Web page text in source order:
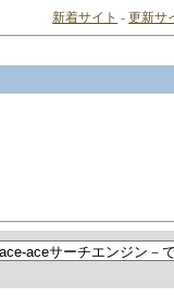
新着サイト -更新サ